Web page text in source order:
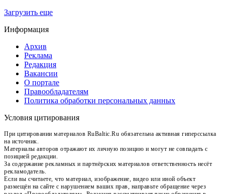
Загрузить еще
Информация
Архив
Реклама
Редакция
Вакансии
О портале
Правообладателям
Политика обработки персональных данных
Условия цитирования
При цитировании материалов RuBaltic.Ru обязательна активная гиперссылка
на источник.
Материалы авторов отражают их личную позицию и могут не совпадать с
позицией редакции.
За содержание рекламных и партнёрских материалов ответственность несёт
рекламодатель.
Если вы считаете, что материал, изображение, видео или иной объект
размещён на сайте с нарушением ваших прав, направьте обращение через